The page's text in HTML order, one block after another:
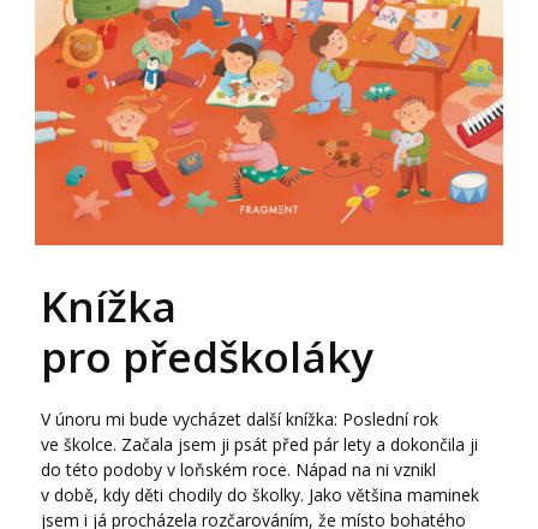
Knížka
pro předškoláky
V únoru mi bude vycházet další knížka: Poslední rok
ve školce. Začala jsem ji psát před pár lety a dokončila ji
do této podoby v loňském roce. Nápad na ni vznikl
v době, kdy děti chodily do školky. Jako většina maminek
jsem i já procházela rozčarováním, že místo bohatého